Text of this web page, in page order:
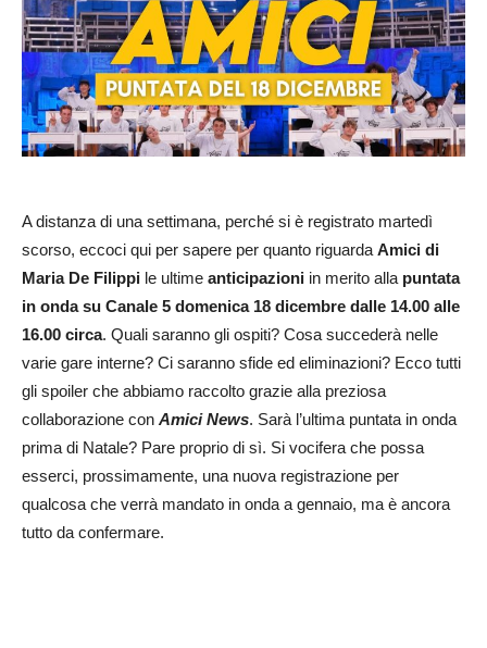
A distanza di una settimana, perché si è registrato martedì
scorso, eccoci qui per sapere per quanto riguarda Amici di
Maria De Filippi le ultime anticipazioni in merito alla puntata
in onda su Canale 5 domenica 18 dicembre dalle 14.00 alle
16.00 circa. Quali saranno gli ospiti? Cosa succederà nelle
varie gare interne? Ci saranno sfide ed eliminazioni? Ecco tutti
gli spoiler che abbiamo raccolto grazie alla preziosa
collaborazione con Amici News. Sarà l’ultima puntata in onda
prima di Natale? Pare proprio di sì. Si vocifera che possa
esserci, prossimamente, una nuova registrazione per
qualcosa che verrà mandato in onda a gennaio, ma è ancora
tutto da confermare.